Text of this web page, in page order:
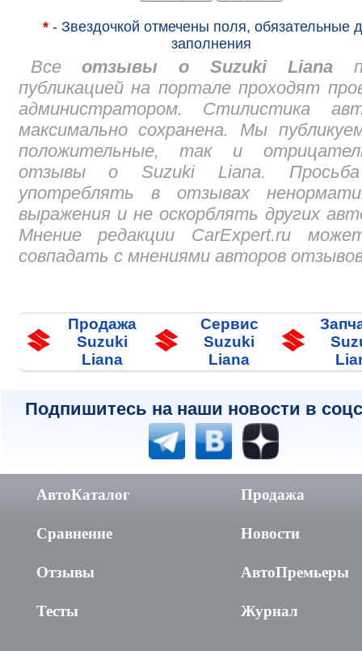
*- Звездочкой отмечены поля, обязательные
заполнения
Всеотзывы о Suzuki Liana
публикацией на портале проходят
администратором. Стилистика
максимально сохранена. Мы
положительные, так и
отзывы о Suzuki Liana.
употреблять в отзывах
выражения и не оскорблять других
Мнение редакции CarExpert.ru
совпадать с мнениями авторов
Продажа
Suzuki
Liana
Сервис
Suzuki
Liana
Подпишитесь на наши новости в
АвтоКаталог
Сравнение
Отзывы
Тесты
Продажа
Новости
АвтоПремьеры
Журнал